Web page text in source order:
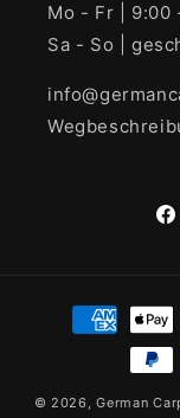
Mo - Fr | 9:00
Sa - So |
© 2026,German